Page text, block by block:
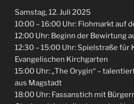
Samstag, 12. Juli 2025
10:00 – 16:00 Uhr: Flohmarkt auf
12:00 Uhr: Beginn der Bewirtung
12:30 – 15:00 Uhr: Spielstraße für
Evangelischen Kirchgarten
15:00 Uhr: „The Orygin“ –
aus Magstadt
18:00 Uhr: Fassanstich mit